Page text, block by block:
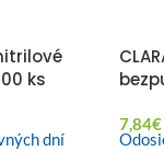
ks
dní
7,84€